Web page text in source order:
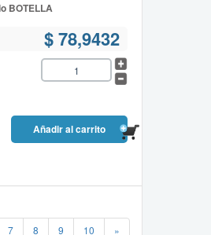
BOTELLA
$ 78,9432
7 8 9 10 »